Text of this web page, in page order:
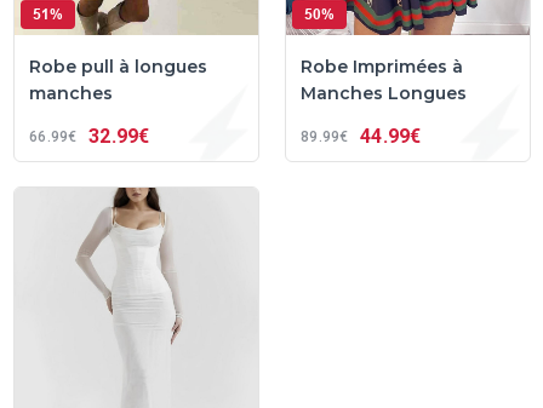
51%
Robe pull à longues
manches
66 99€ 32 99€
50%
Robe Imprimées à
Manches Longues
89 99€ 44 99€